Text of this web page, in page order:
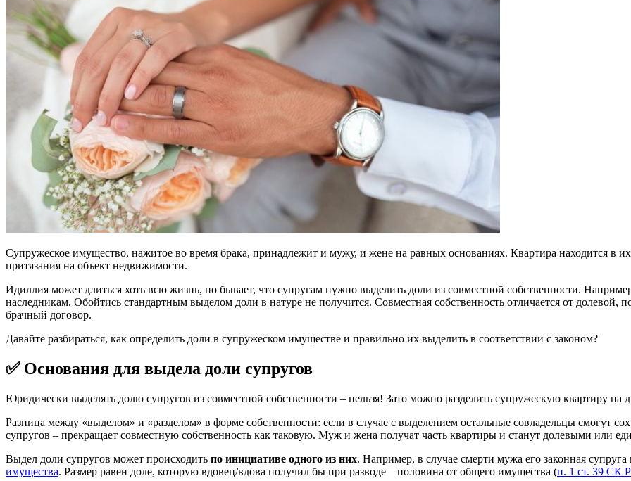
Супружеское имущество, нажитое во время брака, принадлежит и мужу, и жене на равных основаниях. Квартира находится в
притязания на объект недвижимости.
Идиллия может длиться хоть всю жизнь, но бывает, что супругам нужно выделить доли из совместной собственности.
наследникам. Обойтись стандартным выделом доли в натуре не получится. Совместная собственность отличается от долевой,
брачный договор.
Давайте разбираться, как определить доли в супружеском имуществе и правильно их выделить в соответствии с законом?
✅ Основания для выдела доли супругов
Юридически выделять долю супругов из совместной собственности – нельзя! Зато можно разделить супружескую квартиру на
Разница между «выделом» и «разделом» в форме собственности: если в случае с выделением остальные совладельцы смогут
супругов – прекращает совместную собственность как таковую. Муж и жена получат часть квартиры и станут долевыми или
Выдел доли супругов может происходить по инициативе одного из них. Например, в случае смерти мужа его законная супруга
имущества. Размер равен доле, которую вдовец/вдова получил бы при разводе – половина от общего имущества (п. 1 ст. 39 СК